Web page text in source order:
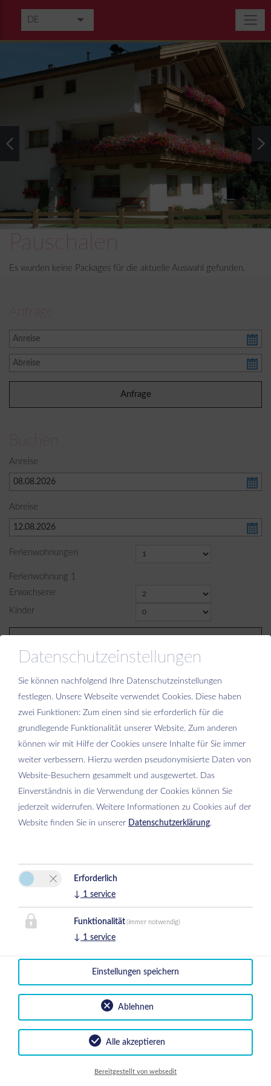
DE
EN
Pauschalen
Es wurden keine Packages für die aktuelle Auswahl gefunden.
Anfrage
Buchen
Anreise
Abreise
Ferienwohnungen
Ferienwohnung 1
Erwachsene
Kinder
Bitte aktivieren Sie in den Cookie Einstellungen die Option
"Funktionalität" für die korrekte Map-Darstellung
Ferienwohnung Johanna
Johanna Preschern
Lanersbach 385
6293 Tux
+43 670 650 4554
Mobil :+43 670 353 7867
Impressum|Datenschutz|Reiseversicherungsvertrag widerrufen
| 2026 by
easybooking
Datenschutzeinstellungen
Sie können nachfolgend Ihre Datenschutzeinstellungen
festlegen. Unsere Webseite verwendet Cookies. Diese haben
zwei Funktionen: Zum einen sind sie erforderlich für die
grundlegende Funktionalität unserer Website. Zum anderen
können wir mit Hilfe der Cookies unsere Inhalte für Sie immer
weiter verbessern. Hierzu werden pseudonymisierte Daten von
Website-Besuchern gesammelt und ausgewertet. Das
Einverständnis in die Verwendung der Cookies können Sie
jederzeit widerrufen. Weitere Informationen zu Cookies auf der
Website finden Sie in unserer Datenschutzerklärung.
Erforderlich
↓ 1 service
Funktionalität (immer notwendig)
↓ 1 service
Ablehnen
Einstellungen speichern
Alle akzeptieren
Bereitgestellt von websedit